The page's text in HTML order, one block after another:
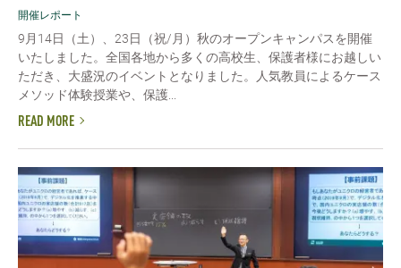
開催レポート
9月14日（土）、23日（祝/月）秋のオープンキャンパスを開催
いたしました。全国各地から多くの高校生、保護者様にお越しい
ただき、大盛況のイベントとなりました。人気教員によるケース
メソッド体験授業や、保護...
READ MORE